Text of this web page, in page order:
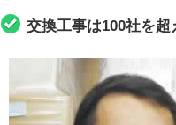
交換工事は100社を超